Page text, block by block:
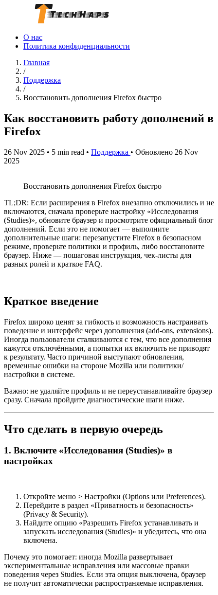
О нас
Политика конфиденциальности
Главная
/
Поддержка
/
Восстановить дополнения Firefox быстро
Как восстановить работу дополнений в
Firefox
26 Nov 2025 • 5 min read • Поддержка • Обновлено 26 Nov
2025
Восстановить дополнения Firefox быстро
TL;DR: Если расширения в Firefox внезапно отключились и не
включаются, сначала проверьте настройку «Исследования
(Studies)», обновите браузер и просмотрите официальный блог
дополнений. Если это не помогает — выполните
дополнительные шаги: перезапустите Firefox в безопасном
режиме, проверьте политики и профиль, либо восстановите
браузер. Ниже — пошаговая инструкция, чек-листы для
разных ролей и краткое FAQ.
Краткое введение
Firefox широко ценят за гибкость и возможность настраивать
поведение и интерфейс через дополнения (add-ons, extensions).
Иногда пользователи сталкиваются с тем, что все дополнения
кажутся отключёнными, а попытки их включить не приводят
к результату. Часто причиной выступают обновления,
временные ошибки на стороне Mozilla или политики/
настройки в системе.
Важно: не удаляйте профиль и не переустанавливайте браузер
сразу. Сначала пройдите диагностические шаги ниже.
Что сделать в первую очередь
1. Включите «Исследования (Studies)» в
настройках
Откройте меню > Настройки (Options или Preferences).
Перейдите в раздел «Приватность и безопасность»
(Privacy & Security).
Найдите опцию «Разрешить Firefox устанавливать и
запускать исследования (Studies)» и убедитесь, что она
включена.
Почему это помогает: иногда Mozilla развертывает
экспериментальные исправления или массовые правки
поведения через Studies. Если эта опция выключена, браузер
не получит автоматически распространяемые исправления.